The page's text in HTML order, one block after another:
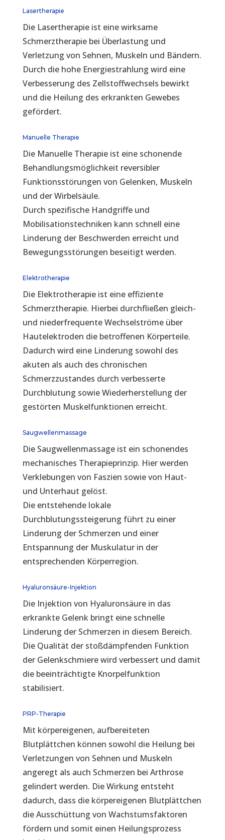
Lasertherapie
Die Lasertherapie ist eine wirksame
Schmerztherapie bei Überlastung und
Verletzung von Sehnen, Muskeln und Bändern.
Durch die hohe Energiestrahlung wird eine
Verbesserung des Zellstoffwechsels bewirkt
und die Heilung des erkrankten Gewebes
gefördert.
Manuelle Therapie
Die Manuelle Therapie ist eine schonende
Behandlungsmöglichkeit reversibler
Funktionsstörungen von Gelenken, Muskeln
und der Wirbelsäule.
Durch spezifische Handgriffe und
Mobilisationstechniken kann schnell eine
Linderung der Beschwerden erreicht und
Bewegungsstörungen beseitigt werden.
Elektrotherapie
Die Elektrotherapie ist eine effiziente
Schmerztherapie. Hierbei durchfließen gleich-
und niederfrequente Wechselströme über
Hautelektroden die betroffenen Körperteile.
Dadurch wird eine Linderung sowohl des
akuten als auch des chronischen
Schmerzzustandes durch verbesserte
Durchblutung sowie Wiederherstellung der
gestörten Muskelfunktionen erreicht.
Saugwellenmassage
Die Saugwellenmassage ist ein schonendes
mechanisches Therapieprinzip. Hier werden
Verklebungen von Faszien sowie von Haut-
und Unterhaut gelöst.
Die entstehende lokale
Durchblutungssteigerung führt zu einer
Linderung der Schmerzen und einer
Entspannung der Muskulatur in der
entsprechenden Körperregion.
Hyaluronsäure-Injektion
Die Injektion von Hyaluronsäure in das
erkrankte Gelenk bringt eine schnelle
Linderung der Schmerzen in diesem Bereich.
Die Qualität der stoßdämpfenden Funktion
der Gelenkschmiere wird verbessert und damit
die beeinträchtigte Knorpelfunktion
stabilisiert.
PRP-Therapie
Mit körpereigenen, aufbereiteten
Blutplättchen können sowohl die Heilung bei
Verletzungen von Sehnen und Muskeln
angeregt als auch Schmerzen bei Arthrose
gelindert werden. Die Wirkung entsteht
dadurch, dass die körpereigenen Blutplättchen
die Ausschüttung von Wachstumsfaktoren
fördern und somit einen Heilungsprozess